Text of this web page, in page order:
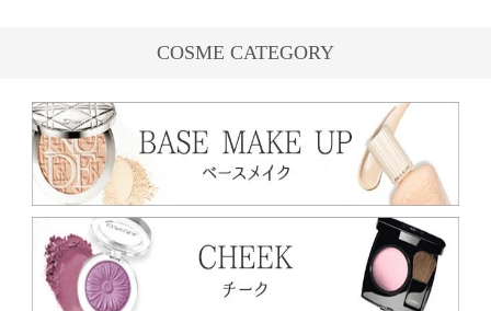
COSME CATEGORY